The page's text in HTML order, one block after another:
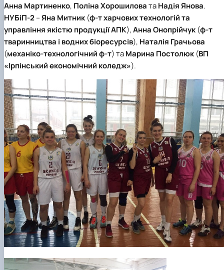
Анна Мартиненко, Поліна ХорошиловатаНадія Янова.
НУБіП-2–Яна Митник (ф-т харчових технологій та
управління якістю продукції АПК),Анна Онопрійчук (ф-т
тваринництва і водних біоресурсів), Наталія Грачьова
(механіко-технологічний ф-т) таМарина Постолюк (ВП
«Ірпінський економічний коледж»).